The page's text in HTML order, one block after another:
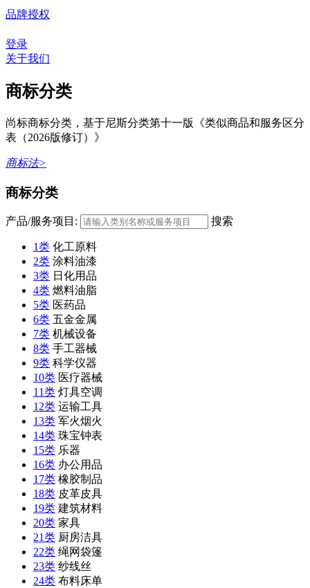
品牌授权
登录
关于我们
商标分类
尚标商标分类，基于尼斯分类第十一版《类似商品和服务区分
表（2026版修订）》
商标法>
商标分类
产品/服务项目: 搜索
1类 化工原料
2类 涂料油漆
3类 日化用品
4类 燃料油脂
5类 医药品
6类 五金金属
7类 机械设备
8类 手工器械
9类 科学仪器
10类 医疗器械
11类 灯具空调
12类 运输工具
13类 军火烟火
14类 珠宝钟表
15类 乐器
16类 办公用品
17类 橡胶制品
18类 皮革皮具
19类 建筑材料
20类 家具
21类 厨房洁具
22类 绳网袋篷
23类 纱线丝
24类 布料床单